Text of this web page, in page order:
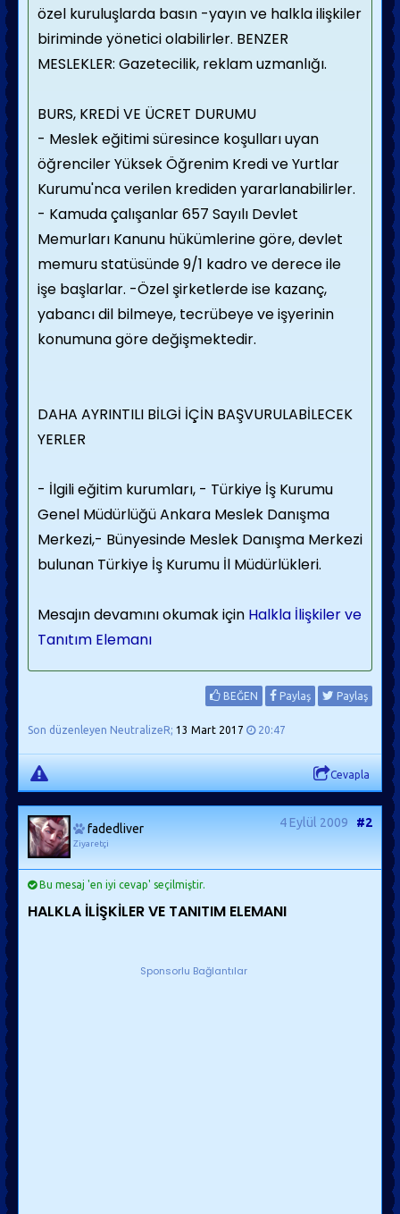
özel kuruluşlarda basın -yayın ve halkla ilişkiler
biriminde yönetici olabilirler. BENZER
MESLEKLER: Gazetecilik, reklam uzmanlığı.
BURS, KREDİ VE ÜCRET DURUMU
- Meslek eğitimi süresince koşulları uyan
öğrenciler Yüksek Öğrenim Kredi ve Yurtlar
Kurumu'nca verilen krediden yararlanabilirler.
- Kamuda çalışanlar 657 Sayılı Devlet
Memurları Kanunu hükümlerine göre, devlet
memuru statüsünde 9/1 kadro ve derece ile
işe başlarlar. -Özel şirketlerde ise kazanç,
yabancı dil bilmeye, tecrübeye ve işyerinin
konumuna göre değişmektedir.
DAHA AYRINTILI BİLGİ İÇİN BAŞVURULABİLECEK
YERLER
- İlgili eğitim kurumları, - Türkiye İş Kurumu
Genel Müdürlüğü Ankara Meslek Danışma
Merkezi,- Bünyesinde Meslek Danışma Merkezi
bulunan Türkiye İş Kurumu İl Müdürlükleri.
Mesajın devamını okumak için Halkla İlişkiler ve
Tanıtım Elemanı
BEĞEN Paylaş Paylaş
Son düzenleyen NeutralizeR; 13 Mart 2017 20:47
Cevapla
fadedliver
Ziyaretçi
4 Eylül 2009 #2
Bu mesaj 'en iyi cevap' seçilmiştir.
HALKLA İLİŞKİLER VE TANITIM ELEMANI
Sponsorlu Bağlantılar